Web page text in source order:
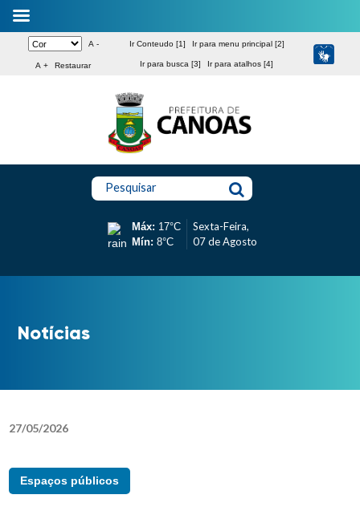
A -
A + Restaurar
Ir Conteudo [1] Ir para menu principal [2]
Ir para busca [3] Ir para atalhos [4]
Pesquisar
Máx: 17°C
Mín: 8°C
Sexta-Feira,
07 de Agosto
Notícias
27/05/2026
Espaços públicos